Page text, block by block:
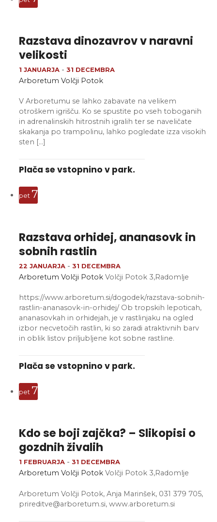
Razstava dinozavrov v naravni
velikosti
1 JANUARJA -31 DECEMBRA
Arboretum Volčji Potok
V Arboretumu se lahko zabavate na velikem
otroškem igrišču. Ko se spustite po vseh toboganih
in adrenalinskih hitrostnih igralih ter se naveličate
skakanja po trampolinu, lahko pogledate izza visokih
sten […]
Plača se vstopnino v park.
pet 7
Razstava orhidej, ananasovk in
sobnih rastlin
22 JANUARJA -31 DECEMBRA
Arboretum Volčji PotokVolčji Potok 3,Radomlje
https://www.arboretum.si/dogodek/razstava-sobnih-
rastlin-ananasovk-in-orhidej/ Ob tropskih lepoticah,
ananasovkah in orhidejah, je v rastlinjaku na ogled
izbor necvetočih rastlin, ki so zaradi atraktivnih barv
in oblik listov priljubljene kot sobne rastline.
Plača se vstopnino v park.
pet 7
Kdo se boji zajčka? – Slikopisi o
gozdnih živalih
1 FEBRUARJA -31 DECEMBRA
Arboretum Volčji PotokVolčji Potok 3,Radomlje
Arboretum Volčji Potok, Anja Marinšek, 031 379 705,
prireditve@arboretum.si, www.arboretum.si